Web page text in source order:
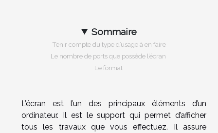
Sommaire
Tenir compte du type d’usage à en faire
Le nombre de ports que possède l’écran
Le format
L’écran est l’un des principaux éléments d’un
ordinateur. Il est le support qui permet d’afficher
tous les travaux que vous effectuez. Il assure